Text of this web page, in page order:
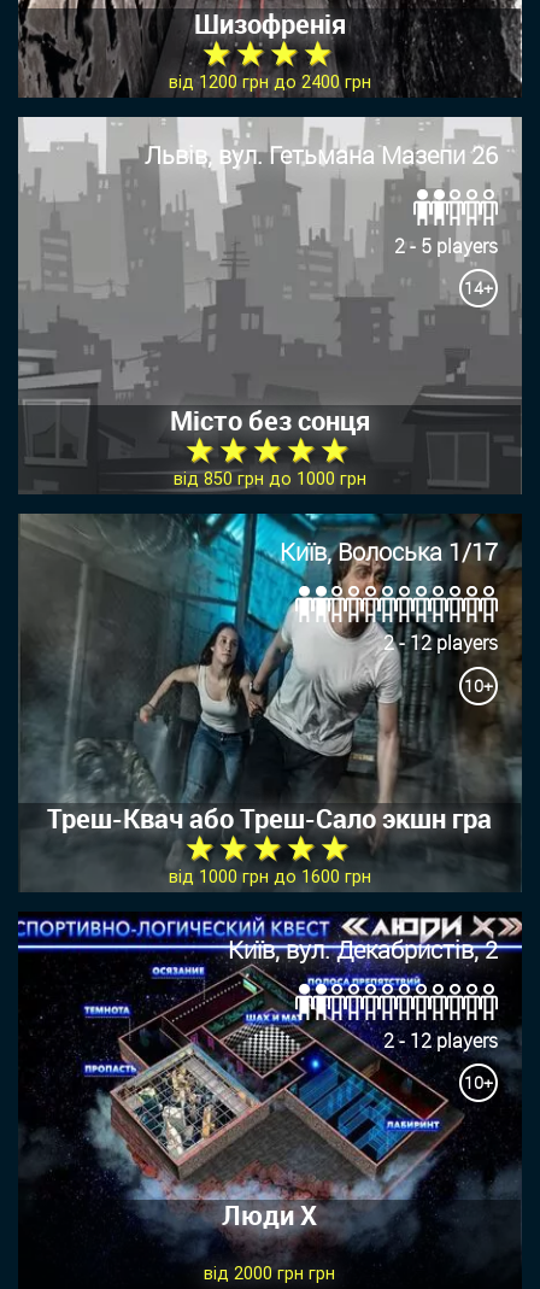
Шизофренія
★ ★ ★ ★
від 1200 грн до 2400 грн
Львів, вул. Гетьмана Мазепи 26
2 - 5 players
14+
Місто без сонця
★ ★ ★ ★ ★
від 850 грн до 1000 грн
Київ, Волоська 1/17
2 - 12 players
10+
Треш-Квач або Треш-Сало экшн гра
★ ★ ★ ★ ★
від 1000 грн до 1600 грн
Київ, вул. Декабристів, 2
2 - 12 players
10+
Люди Х
від 2000 грн грн